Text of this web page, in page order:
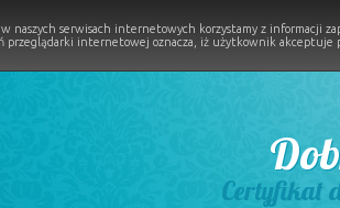
Certyfikat
naszych serwisach internetowych korzystamy z informacji
przeglądarki internetowej oznacza, iż użytkownik akceptuje